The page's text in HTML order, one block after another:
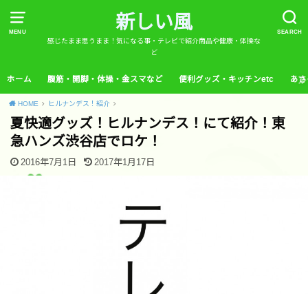
MENU SEARCH
新しい風
感じたまま思うまま！気になる事・テレビで紹介商品や健康・体操な
ど
ホーム 腹筋・開脚・体操・金スマなど 便利グッズ・キッチンetc あ
HOME ヒルナンデス！紹介
夏快適グッズ！ヒルナンデス！にて紹介！東
急ハンズ渋谷店でロケ！
2016年7月1日 2017年1月17日